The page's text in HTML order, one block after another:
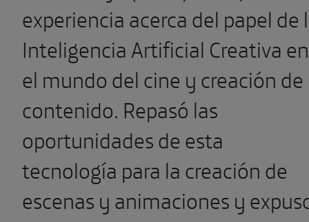
experiencia acerca del papel de
Inteligencia Artificial Creativa en
el mundo del cine y creación de
contenido. Repasó las
oportunidades de esta
tecnología para la creación de
escenas y animaciones y